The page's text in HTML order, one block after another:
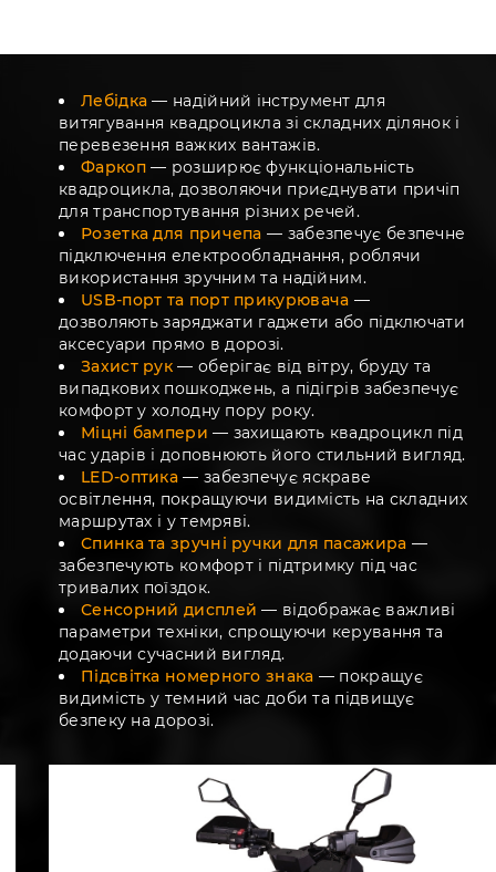
Лебідка — надійний інструмент для
витягування квадроцикла зі складних ділянок і
перевезення важких вантажів.
Фаркоп— розширює функціональність
квадроцикла, дозволяючи приєднувати причіп
для транспортування різних речей.
Розетка для причепа — забезпечує безпечне
підключення електрообладнання, роблячи
використання зручним та надійним.
USB-порт та порт прикурювача —
дозволяють заряджати гаджети або підключати
аксесуари прямо в дорозі.
Захист рук— оберігає від вітру, бруду та
випадкових пошкоджень, а підігрів забезпечує
комфорт у холодну пору року.
Міцні бампери — захищають квадроцикл під
час ударів і доповнюють його стильний вигляд.
LED-оптика — забезпечує яскраве
освітлення, покращуючи видимість на складних
маршрутах і у темряві.
Спинка та зручні ручки для пасажира —
забезпечують комфорт і підтримку під час
тривалих поїздок.
Сенсорний дисплей — відображає важливі
параметри техніки, спрощуючи керування та
додаючи сучасний вигляд.
Підсвітка номерного знака — покращує
видимість у темний час доби та підвищує
безпеку на дорозі.